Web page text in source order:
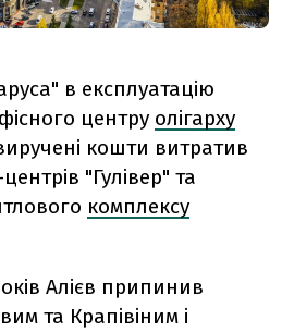
в експлуатацію
центру олігарху
кошти витратив
"Гулівер" та
комплексу
Алієв припинив
та Крапівіним і